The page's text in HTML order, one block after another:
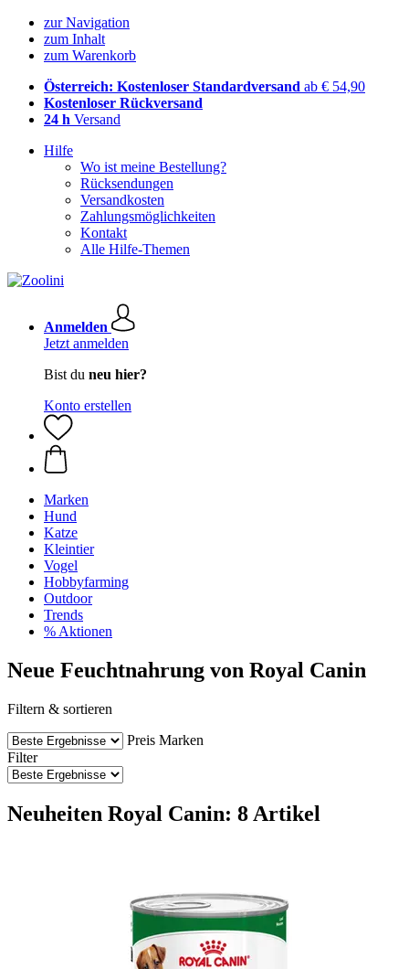
zur Navigation
zum Inhalt
zum Warenkorb
Österreich: Kostenloser Standardversand ab € 54,90
Kostenloser Rückversand
24 h Versand
Hilfe
Wo ist meine Bestellung?
Rücksendungen
Versandkosten
Zahlungsmöglichkeiten
Kontakt
Alle Hilfe-Themen
Anmelden
Jetzt anmelden
Bist du neu hier?
Konto erstellen
Marken
Hund
Katze
Kleintier
Vogel
Hobbyfarming
Outdoor
Trends
% Aktionen
Neue Feuchtnahrung von Royal Canin
Filtern & sortieren
Preis Marken
Filter
Neuheiten Royal Canin: 8 Artikel